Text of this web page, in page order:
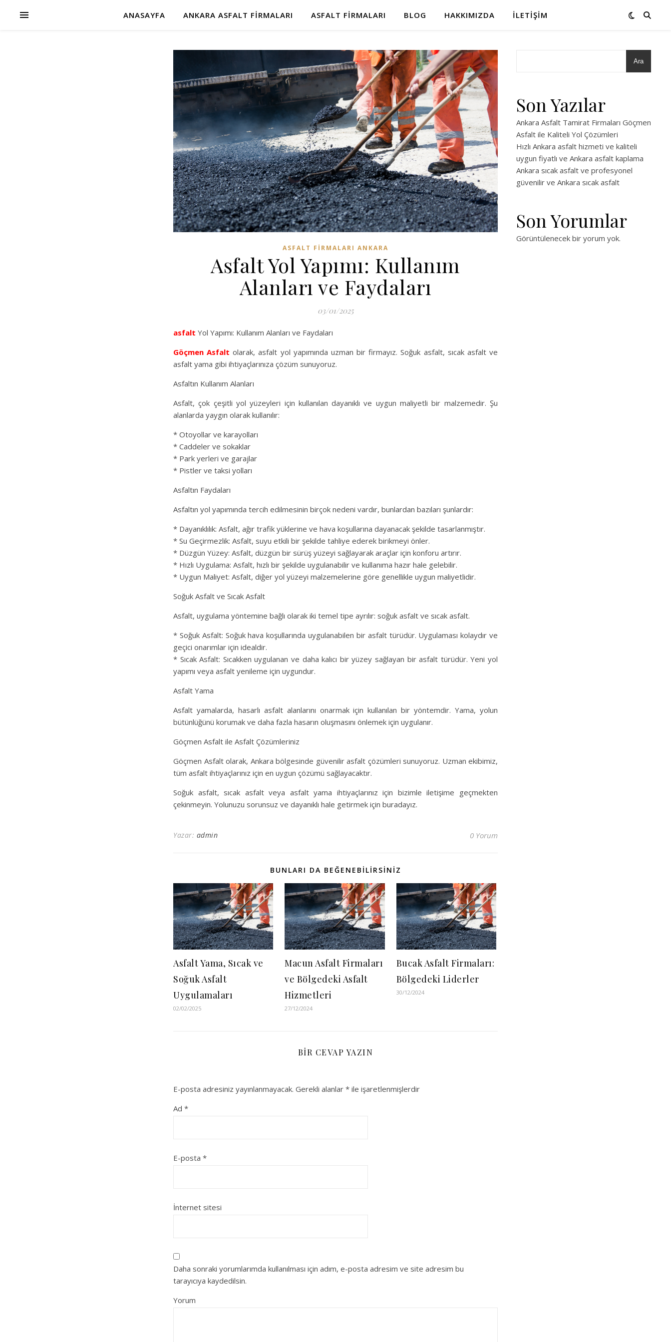
ANASAYFA ANKARA ASFALT FIRMALARI ASFALT FIRMALARI BLOG HAKKIMIZDA İLETIŞIM
ASFALT FIRMALARI ANKARA
Asfalt Yol Yapımı: Kullanım
Alanları ve Faydaları
03/01/2025
asfalt Yol Yapımı: Kullanım Alanları ve Faydaları
Göçmen Asfalt olarak, asfalt yol yapımında uzman bir firmayız. Soğuk asfalt, sıcak asfalt ve
asfalt yama gibi ihtiyaçlarınıza çözüm sunuyoruz.
Asfaltın Kullanım Alanları
Asfalt, çok çeşitli yol yüzeyleri için kullanılan dayanıklı ve uygun maliyetli bir malzemedir. Şu
alanlarda yaygın olarak kullanılır:
* Otoyollar ve karayolları
* Caddeler ve sokaklar
* Park yerleri ve garajlar
* Pistler ve taksi yolları
Asfaltın Faydaları
Asfaltın yol yapımında tercih edilmesinin birçok nedeni vardır, bunlardan bazıları şunlardır:
* Dayanıklılık: Asfalt, ağır trafik yüklerine ve hava koşullarına dayanacak şekilde tasarlanmıştır.
* Su Geçirmezlik: Asfalt, suyu etkili bir şekilde tahliye ederek birikmeyi önler.
* Düzgün Yüzey: Asfalt, düzgün bir sürüş yüzeyi sağlayarak araçlar için konforu artırır.
* Hızlı Uygulama: Asfalt, hızlı bir şekilde uygulanabilir ve kullanıma hazır hale gelebilir.
* Uygun Maliyet: Asfalt, diğer yol yüzeyi malzemelerine göre genellikle uygun maliyetlidir.
Soğuk Asfalt ve Sıcak Asfalt
Asfalt, uygulama yöntemine bağlı olarak iki temel tipe ayrılır: soğuk asfalt ve sıcak asfalt.
* Soğuk Asfalt: Soğuk hava koşullarında uygulanabilen bir asfalt türüdür. Uygulaması kolaydır ve
geçici onarımlar için idealdir.
* Sıcak Asfalt: Sıcakken uygulanan ve daha kalıcı bir yüzey sağlayan bir asfalt türüdür. Yeni yol
yapımı veya asfalt yenileme için uygundur.
Asfalt Yama
Asfalt yamalarda, hasarlı asfalt alanlarını onarmak için kullanılan bir yöntemdir. Yama, yolun
bütünlüğünü korumak ve daha fazla hasarın oluşmasını önlemek için uygulanır.
Göçmen Asfalt ile Asfalt Çözümleriniz
Göçmen Asfalt olarak, Ankara bölgesinde güvenilir asfalt çözümleri sunuyoruz. Uzman ekibimiz,
tüm asfalt ihtiyaçlarınız için en uygun çözümü sağlayacaktır.
Soğuk asfalt, sıcak asfalt veya asfalt yama ihtiyaçlarınız için bizimle iletişime geçmekten
çekinmeyin. Yolunuzu sorunsuz ve dayanıklı hale getirmek için buradayız.
Yazar: admin 0 Yorum
BUNLARI DA BEĞENEBILIRSINIZ
Asfalt Yama, Sıcak ve
Soğuk Asfalt
Uygulamaları
02/02/2025
Macun Asfalt Firmaları
ve Bölgedeki Asfalt
Hizmetleri
27/12/2024
Bucak Asfalt Firmaları:
Bölgedeki Liderler
30/12/2024
BIR CEVAP YAZIN
E-posta adresiniz yayınlanmayacak. Gerekli alanlar * ile işaretlenmişlerdir
Ad *
E-posta *
İnternet sitesi
Daha sonraki yorumlarımda kullanılması için adım, e-posta adresim ve site adresim bu
tarayıcıya kaydedilsin.
Yorum
Ara
Son Yazılar
Ankara Asfalt Tamirat Firmaları Göçmen
Asfalt ile Kaliteli Yol Çözümleri
Hızlı Ankara asfalt hizmeti ve kaliteli
uygun fiyatlı ve Ankara asfalt kaplama
Ankara sıcak asfalt ve profesyonel
güvenilir ve Ankara sıcak asfalt
Son Yorumlar
Görüntülenecek bir yorum yok.